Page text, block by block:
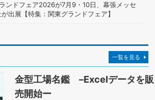
ンドフェア2026が7月9・10日、幕張メッセ
出展【特集：関東グランドフェア】
一覧を見る
金型工場名鑑 –Excelデータを販
売開始ー